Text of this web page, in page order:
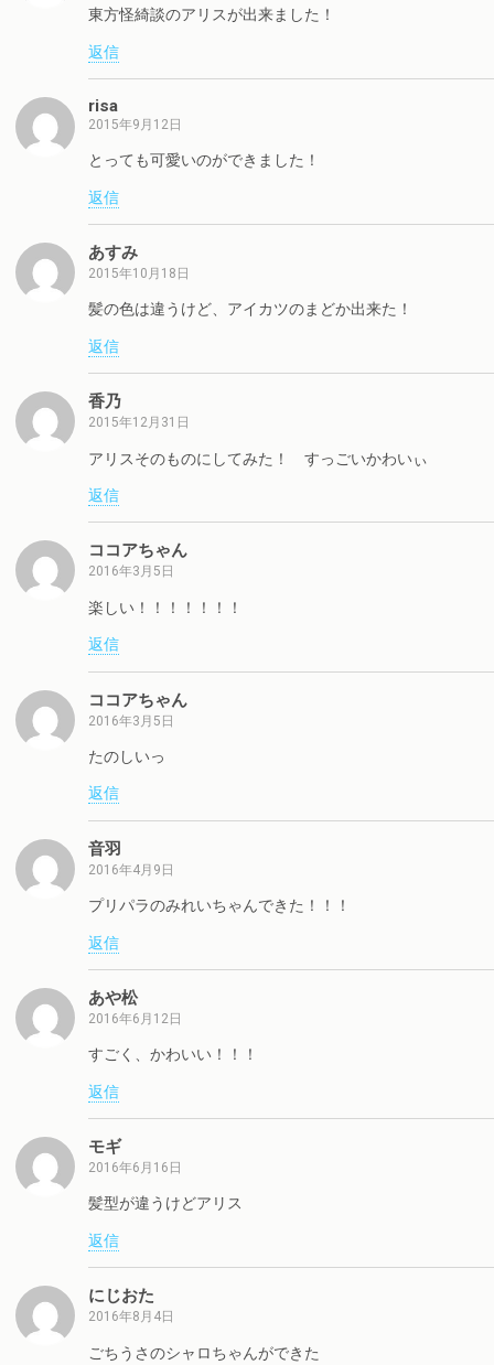
東方怪綺談のアリスが出来ました！
返信
risa
2015年9月12日
とっても可愛いのができました！
返信
あすみ
2015年10月18日
髪の色は違うけど、アイカツのまどか出来た！
返信
香乃
2015年12月31日
アリスそのものにしてみた！ すっごいかわいぃ
返信
ココアちゃん
2016年3月5日
楽しい！！！！！！！
返信
ココアちゃん
2016年3月5日
たのしいっ
返信
音羽
2016年4月9日
プリパラのみれいちゃんできた！！！
返信
あや松
2016年6月12日
すごく、かわいい！！！
返信
モギ
2016年6月16日
髪型が違うけどアリス
返信
にじおた
2016年8月4日
ごちうさのシャロちゃんができた